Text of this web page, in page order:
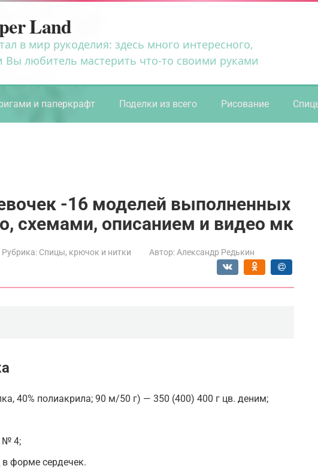
Land
в мир рукоделия: здесь много интересного,
Вы любитель мастерить что-то своими руками
и паперкрафт Поделки из всего Рисование
-16 моделей выполненных
схемами, описанием и видео мк
Рубрика: Спицы, крючок и нитки Автор: Александр Редькин
40% полиакрила; 90 м/50 г) — 350 (400) 400 г цв. деним;
№ 4;
в форме сердечек.